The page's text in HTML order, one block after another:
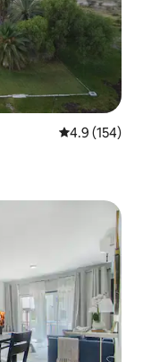
從 154 則評
4.9 (154)